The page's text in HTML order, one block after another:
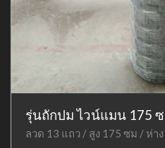
รุ่นถักปม ไวน์แมน 175 ซ
ลวด 13 แถว / สูง 175 ซม / ห่า